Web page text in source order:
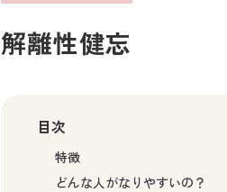
解離性健忘
目次
特徴
どんな人がなりやすいの？